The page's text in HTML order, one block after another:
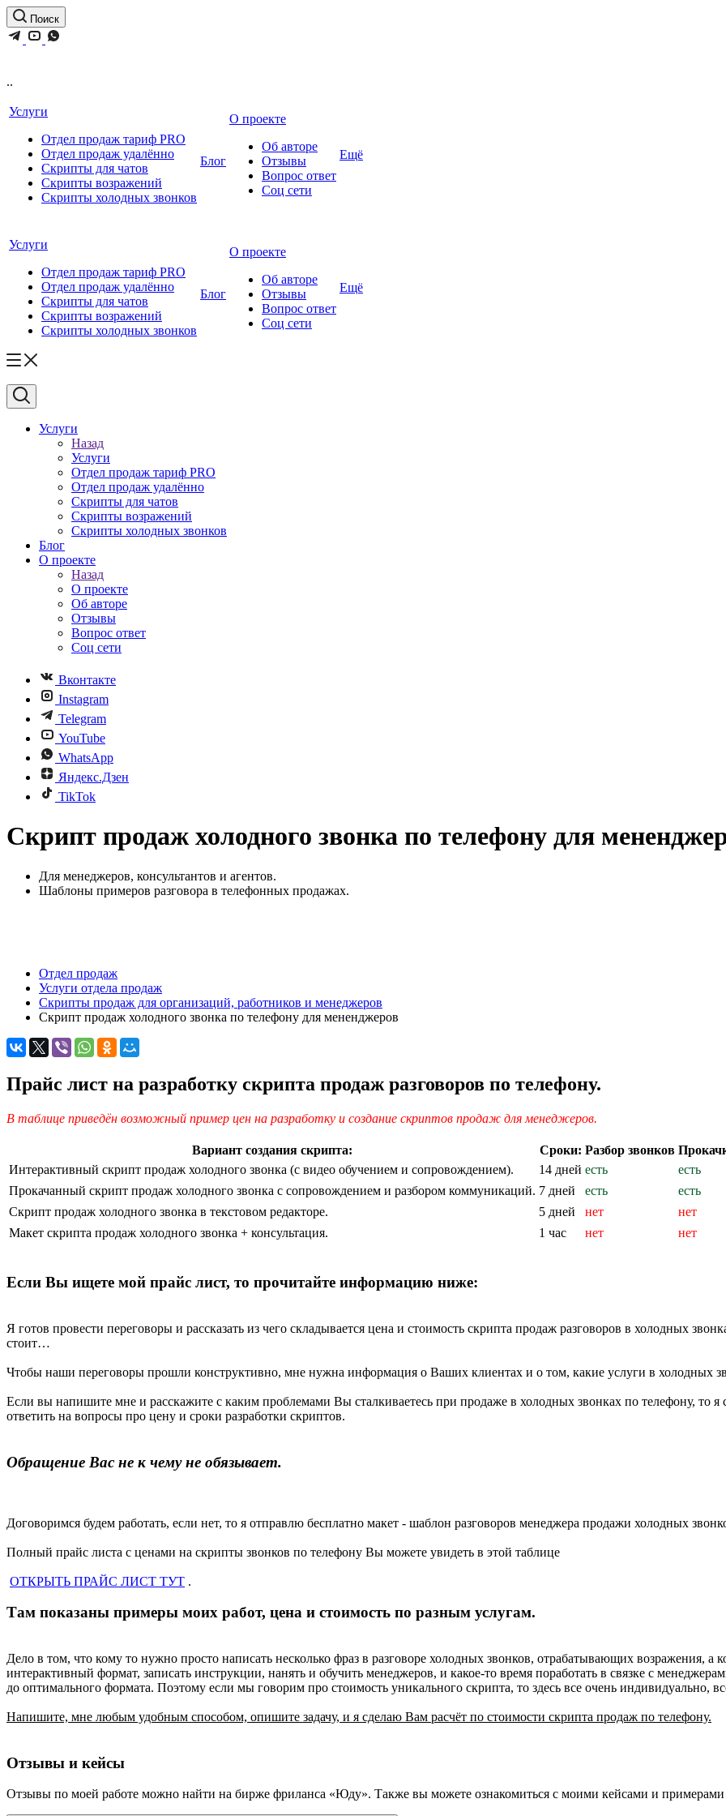
Поиск
..
Услуги
Отдел продаж тариф PRO
Отдел продаж удалённо
Скрипты для чатов
Скрипты возражений
Скрипты холодных звонков
Блог
О проекте
Об авторе
Отзывы
Вопрос ответ
Соц сети
Ещё
Услуги
Отдел продаж тариф PRO
Отдел продаж удалённо
Скрипты для чатов
Скрипты возражений
Скрипты холодных звонков
Блог
О проекте
Об авторе
Отзывы
Вопрос ответ
Соц сети
Ещё
Услуги
Назад
Услуги
Отдел продаж тариф PRO
Отдел продаж удалённо
Скрипты для чатов
Скрипты возражений
Скрипты холодных звонков
Блог
О проекте
Назад
О проекте
Об авторе
Отзывы
Вопрос ответ
Соц сети
Вконтакте
Instagram
Telegram
YouTube
WhatsApp
Яндекс.Дзен
TikTok
Скрипт продаж холодного звонка по телефону для
Для менеджеров, консультантов и агентов.
Шаблоны примеров разговора в телефонных продажах.
Отдел продаж
Услуги отдела продаж
Скрипты продаж для организаций, работников и менеджеров
Скрипт продаж холодного звонка по телефону для мененджеров
Прайс лист на разработку скрипта продаж разговоров по телефону.
В таблице приведён возможный пример цен на разработку и создание скриптов продаж для менеджеров.
Вариант создания скрипта: Сроки: Разбор звонков
Интерактивный скрипт продаж холодного звонка (с видео обучением и сопровождением).
14 дней есть
есть
Прокачанный скрипт продаж холодного звонка с сопровождением и разбором коммуникаций. 7 дней есть
есть
Скрипт продаж холодного звонка в текстовом редакторе.
5 дней нет
нет
Макет скрипта продаж холодного звонка + консультация.
1 час нет нет
Если Вы ищете мой прайс лист, то прочитайте информацию ниже:
Я готов провести переговоры и рассказать из чего складывается цена и стоимость скрипта продаж разговоров в холодных
стоит…
Чтобы наши переговоры прошли конструктивно, мне нужна информация о Ваших клиентах и о том, какие услуги в холодных
Если вы напишите мне и расскажите с каким проблемами Вы сталкиваетесь при продаже в холодных звонках по телефону, то я
ответить на вопросы про цену и сроки разработки скриптов.
Обращение Вас не к чему не обязывает.
Договоримся будем работать, если нет, то я отправлю бесплатно макет - шаблон разговоров менеджера продажи холодных
Полный прайс листа с ценами на скрипты звонков по телефону Вы можете увидеть в этой таблице
ОТКРЫТЬ ПРАЙС ЛИСТ ТУТ .
Там показаны примеры моих работ, цена и стоимость по разным услугам.
Дело в том, что кому то нужно просто написать несколько фраз в разговоре холодных звонков, отрабатывающих возражения,
интерактивный формат, записать инструкции, нанять и обучить менеджеров, и какое-то время поработать в связке с
до оптимального формата. Поэтому если мы говорим про стоимость уникального скрипта, то здесь все очень индивидуально,
Напишите, мне любым удобным способом, опишите задачу, и я сделаю Вам расчёт по стоимости скрипта продаж по телефону.
Отзывы и кейсы
Отзывы по моей работе можно найти на бирже фриланса «Юду». Также вы можете ознакомиться с моими кейсами и примерами